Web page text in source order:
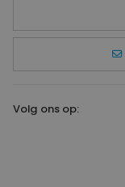
Volg ons op: